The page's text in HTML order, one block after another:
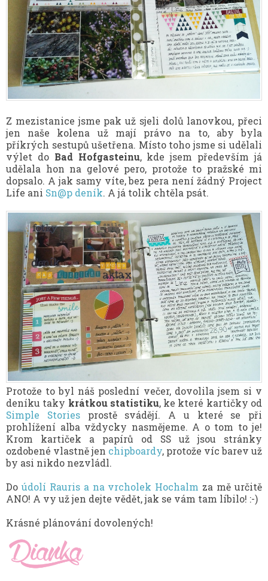
Z mezistanice jsme pak už sjeli dolů lanovkou, přeci
jen naše kolena už mají právo na to, aby byla
příkrých sestupů ušetřena. Místo toho jsme si udělali
výlet do Bad Hofgasteinu, kde jsem především já
udělala hon na gelové pero, protože to pražské mi
dopsalo. A jak samy víte, bez pera není žádný Project
Life ani Sn@p deník. A já tolik chtěla psát.
Protože to byl náš poslední večer, dovolila jsem si v
deníku taky krátkou statistiku, ke které kartičky od
Simple Storiesprostě svádějí. A u které se při
prohlížení alba vždycky nasmějeme. A o tom to je!
Krom kartiček a papírů od SS už jsou stránky
ozdobené vlastně jen chipboardy, protože víc barev už
by asi nikdo nezvládl.
Do údolí Rauris a na vrcholek Hochalm za mě určitě
ANO! A vy už jen dejte vědět, jak se vám tam líbilo! :-)
Krásné plánování dovolených!